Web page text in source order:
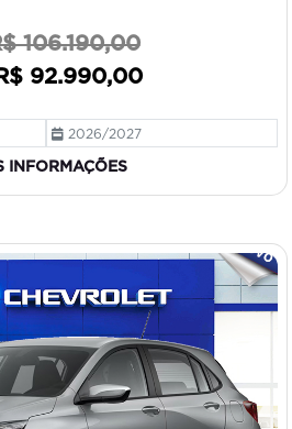
106.190,00
92.990,00
2026/2027
INFORMAÇÕES